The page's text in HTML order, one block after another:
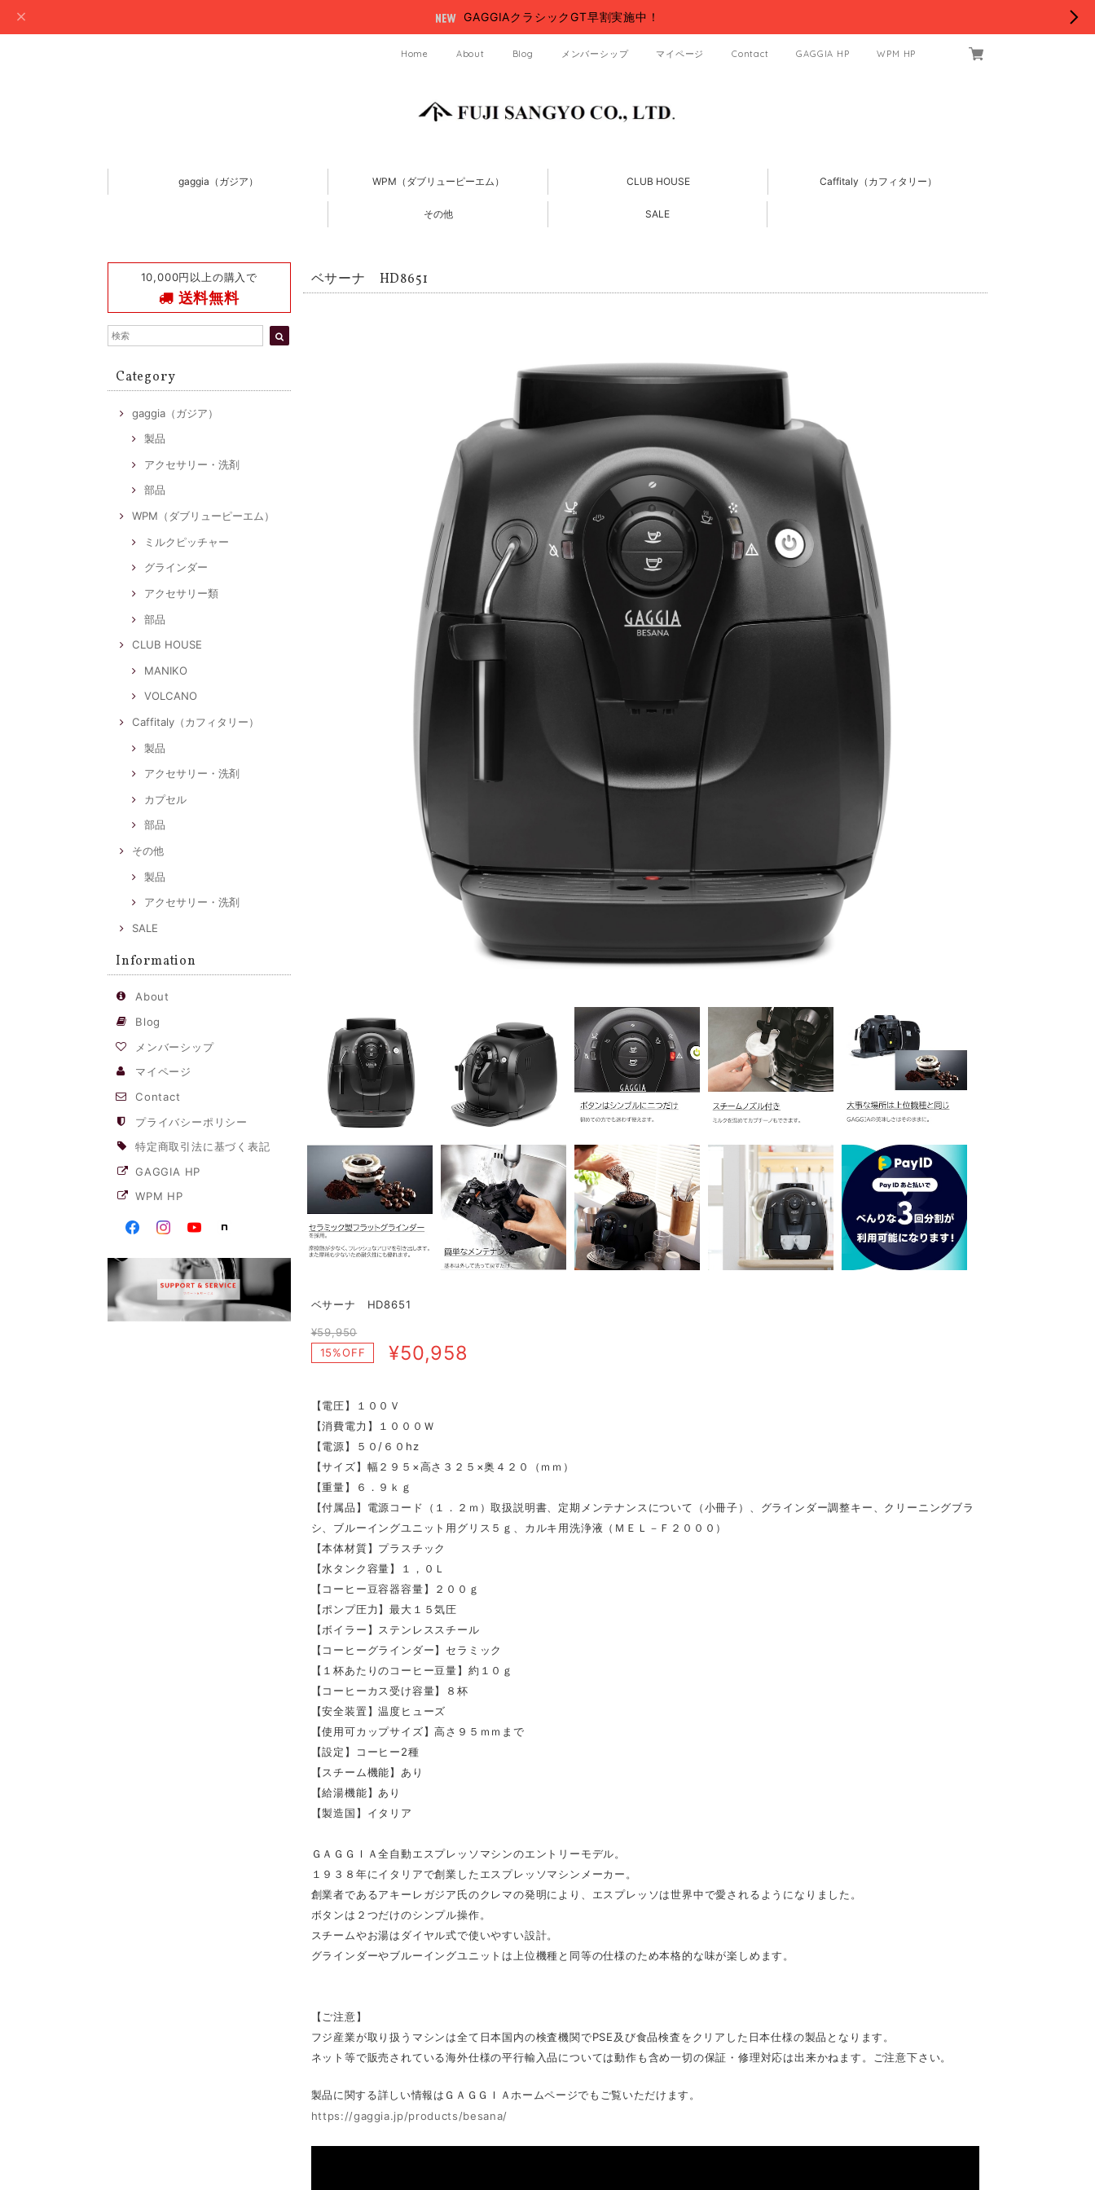
GAGGIAクラシックGT早割実施中！
Home About Blog メンバーシップ マイページ Contact GAGGIA HP WPM HP
gaggia（ガジア） WPM（ダブリューピーエム） CLUB HOUSE Caffitaly（カフィタリー）
その他 SALE
10,000円以上の購入で
送料無料
Category
gaggia（ガジア）
製品
アクセサリー・洗剤
部品
WPM（ダブリューピーエム）
ミルクピッチャー
グラインダー
アクセサリー類
部品
CLUB HOUSE
MANIKO
VOLCANO
Caffitaly（カフィタリー）
製品
アクセサリー・洗剤
カプセル
部品
その他
製品
アクセサリー・洗剤
SALE
Information
About
Blog
メンバーシップ
マイページ
Contact
プライバシーポリシー
特定商取引法に基づく表記
GAGGIA HP
WPM HP
ベサーナ HD8651
ベサーナ HD8651
¥59,950
15%OFF
¥50,958
【電圧】１００Ｖ
【消費電力】１０００Ｗ
【電源】５０/６０hz
【サイズ】幅２９５×高さ３２５×奥４２０（ｍｍ）
【重量】６．９ｋｇ
【付属品】電源コード（１．２ｍ）取扱説明書、定期メンテナンスについて（小冊子）、グラインダー調整キー、クリーニングブラ
シ、ブルーイングユニット用グリス５ｇ、カルキ用洗浄液（ＭＥＬ－Ｆ２０００）
【本体材質】プラスチック
【水タンク容量】１，０Ｌ
【コーヒー豆容器容量】２００ｇ
【ポンプ圧力】最大１５気圧
【ボイラー】ステンレススチール
【コーヒーグラインダー】セラミック
【１杯あたりのコーヒー豆量】約１０ｇ
【コーヒーカス受け容量】８杯
【安全装置】温度ヒューズ
【使用可カップサイズ】高さ９５ｍｍまで
【設定】コーヒー2種
【スチーム機能】あり
【給湯機能】あり
【製造国】イタリア
ＧＡＧＧＩＡ全自動エスプレッソマシンのエントリーモデル。
１９３８年にイタリアで創業したエスプレッソマシンメーカー。
創業者であるアキーレガジア氏のクレマの発明により、エスプレッソは世界中で愛されるようになりました。
ボタンは２つだけのシンプル操作。
スチームやお湯はダイヤル式で使いやすい設計。
グラインダーやブルーイングユニットは上位機種と同等の仕様のため本格的な味が楽しめます。
【ご注意】
フジ産業が取り扱うマシンは全て日本国内の検査機関でPSE及び食品検査をクリアした日本仕様の製品となります。
ネット等で販売されている海外仕様の平行輸入品については動作も含め一切の保証・修理対応は出来かねます。ご注意下さい。
製品に関する詳しい情報はＧＡＧＧＩＡホームページでもご覧いただけます。
https://gaggia.jp/products/besana/